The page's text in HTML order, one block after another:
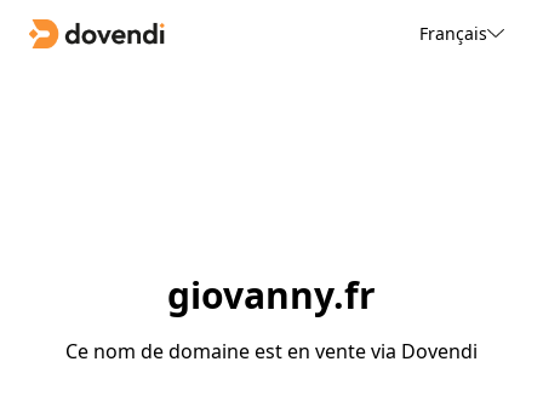
Français
giovanny.fr
Ce nom de domaine est en vente via Dovendi